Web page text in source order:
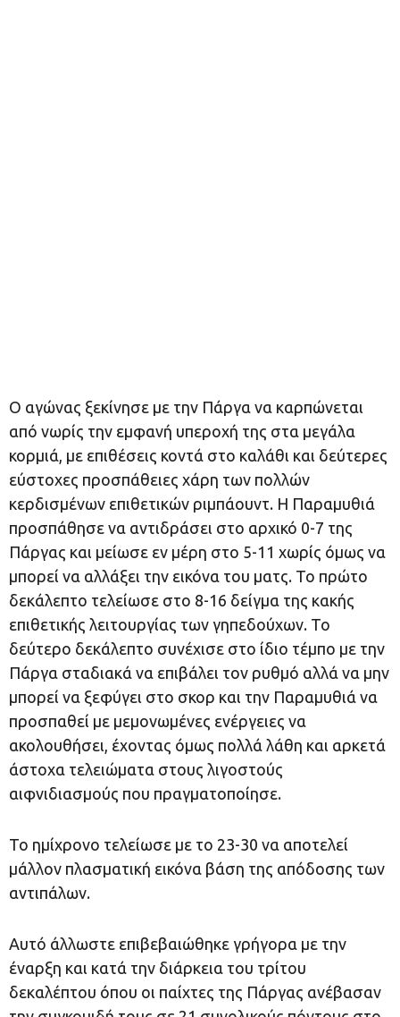
Ο αγώνας ξεκίνησε με την Πάργα να καρπώνεται
από νωρίς την εμφανή υπεροχή της στα μεγάλα
κορμιά, με επιθέσεις κοντά στο καλάθι και δεύτερες
εύστοχες προσπάθειες χάρη των πολλών
κερδισμένων επιθετικών ριμπάουντ. Η Παραμυθιά
προσπάθησε να αντιδράσει στο αρχικό 0-7 της
Πάργας και μείωσε εν μέρη στο 5-11 χωρίς όμως να
μπορεί να αλλάξει την εικόνα του ματς. Το πρώτο
δεκάλεπτο τελείωσε στο 8-16 δείγμα της κακής
επιθετικής λειτουργίας των γηπεδούχων. Το
δεύτερο δεκάλεπτο συνέχισε στο ίδιο τέμπο με την
Πάργα σταδιακά να επιβάλει τον ρυθμό αλλά να μην
μπορεί να ξεφύγει στο σκορ και την Παραμυθιά να
προσπαθεί με μεμονωμένες ενέργειες να
ακολουθήσει, έχοντας όμως πολλά λάθη και αρκετά
άστοχα τελειώματα στους λιγοστούς
αιφνιδιασμούς που πραγματοποίησε.
Το ημίχρονο τελείωσε με το 23-30 να αποτελεί
μάλλον πλασματική εικόνα βάση της απόδοσης των
αντιπάλων.
Αυτό άλλωστε επιβεβαιώθηκε γρήγορα με την
έναρξη και κατά την διάρκεια του τρίτου
δεκαλέπτου όπου οι παίχτες της Πάργας ανέβασαν